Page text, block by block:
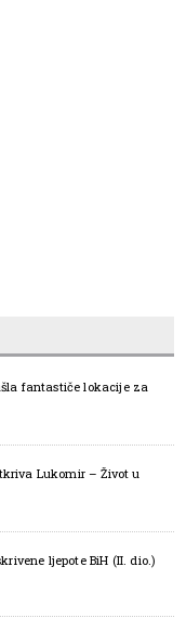
fantastiče lokacije za
otkriva Lukomir – Život u
ljepote BiH (II. dio.)